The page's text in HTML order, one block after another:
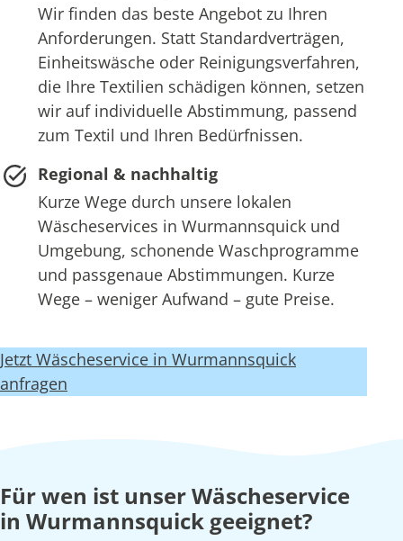
Wir finden das beste Angebot zu Ihren
Anforderungen. Statt Standardverträgen,
Einheitswäsche oder Reinigungsverfahren,
die Ihre Textilien schädigen können, setzen
wir auf individuelle Abstimmung, passend
zum Textil und Ihren Bedürfnissen.
Regional & nachhaltig
Kurze Wege durch unsere lokalen
Wäscheservices in Wurmannsquick und
Umgebung, schonende Waschprogramme
und passgenaue Abstimmungen. Kurze
Wege – weniger Aufwand – gute Preise.
Jetzt Wäscheservice in Wurmannsquick
anfragen
Für wen ist unser Wäscheservice
in Wurmannsquick geeignet?